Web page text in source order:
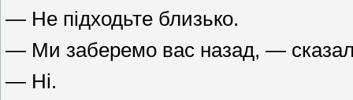
— Не підходьте близько.
— Ми заберемо вас назад, —
— Ні.